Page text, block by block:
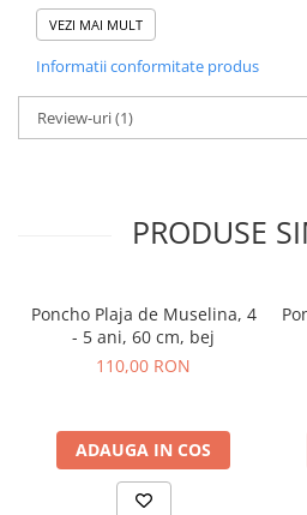
Întreținere:
Spălare: Spală rochia manual sau la
plasa dedicata pentru spalare, pe un
călduță la maxim 30 grade și un
VEZI MAI MULT
Informatii conformitate produs
Review-uri(1)
PRODUSE
Poncho Plaja de Muselina, 4
- 5 ani, 60 cm, bej
110,00 RON
ADAUGA IN COS